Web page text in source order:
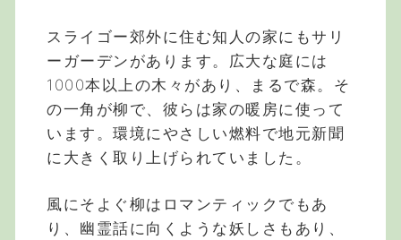
スライゴー郊外に住む知人の家にもサリ
ーガーデンがあります。広大な庭には
1000本以上の木々があり、まるで森。そ
の一角が柳で、彼らは家の暖房に使って
います。環境にやさしい燃料で地元新聞
に大きく取り上げられていました。
風にそよぐ柳はロマンティックでもあ
り、幽霊話に向くような妖しさもあり、